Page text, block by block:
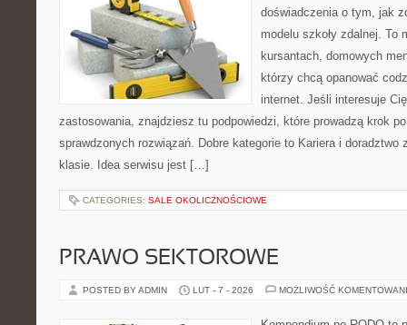
doświadczenia o tym, jak
modelu szkoły zdalnej. To
kursantach, domowych
którzy chcą opanować
internet. Jeśli interesuje
zastosowania, znajdziesz tu podpowiedzi, które prowadzą krok
sprawdzonych rozwiązań. Dobre kategorie to Kariera i doradztwo
klasie. Idea serwisu jest […]
CATEGORIES: SALE OKOLICZNOŚCIOWE
PRAWO SEKTOROWE
POSTED BY ADMIN LUT - 7 - 2026 MOŻLIWOŚĆ